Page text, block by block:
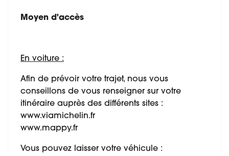
Moyen d'accès
En voiture :
Afin de prévoir votre trajet, nous vous
conseillons de vous renseigner sur votre
itinéraire auprès des différents sites :
www.viamichelin.fr
www.mappy.fr
Vous pouvez laisser votre véhicule :